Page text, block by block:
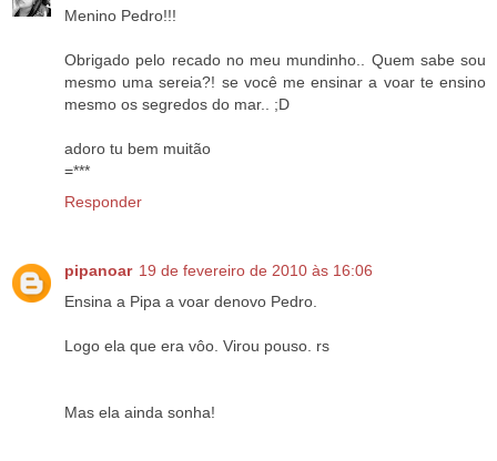
Menino Pedro!!!
Obrigado pelo recado no meu mundinho.. Quem sabe sou
mesmo uma sereia?! se você me ensinar a voar te ensino
mesmo os segredos do mar.. ;D
adoro tu bem muitão
=***
Responder
pipanoar 19 de fevereiro de 2010 às 16:06
Ensina a Pipa a voar denovo Pedro.
Logo ela que era vôo. Virou pouso. rs
Mas ela ainda sonha!